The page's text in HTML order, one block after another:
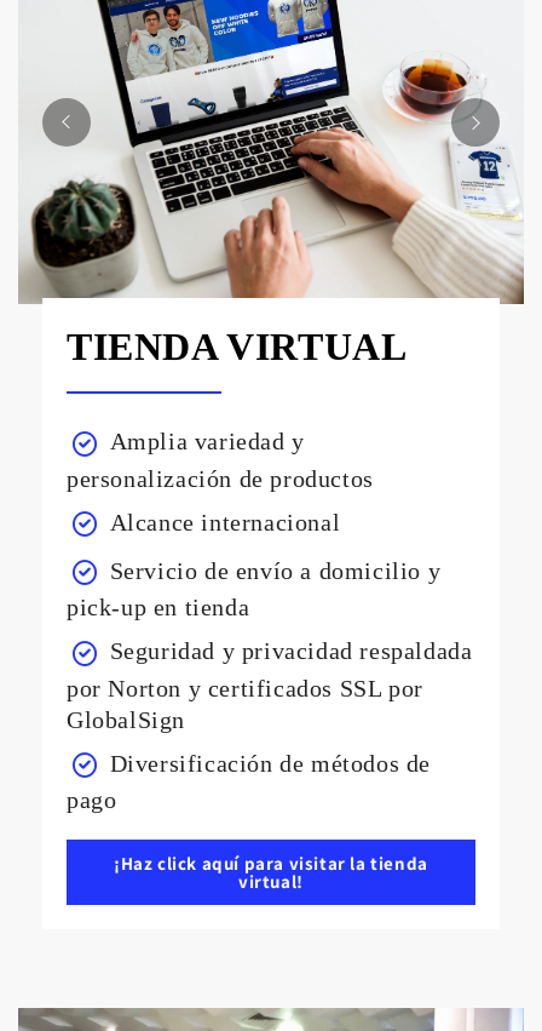
TIENDA VIRTUAL
Amplia variedad y
personalización de productos
Alcance internacional
Servicio de envío a domicilio y
pick-up en tienda
Seguridad y privacidad respaldada
por Norton y certificados SSL por
GlobalSign
Diversificación de métodos de
pago
¡Haz click aquí para visitar la tienda
virtual!